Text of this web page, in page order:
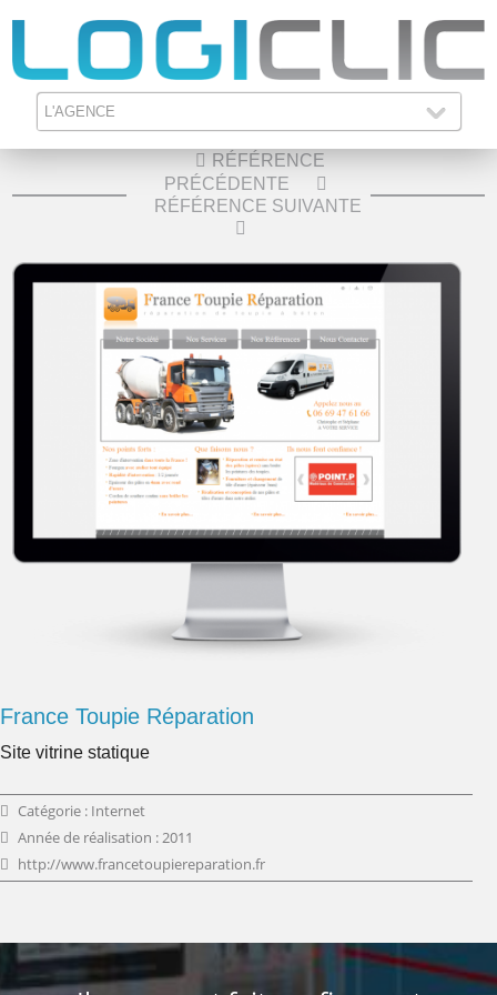
NOS RÉFÉRENCES
RÉFÉRENCE
PRÉCÉDENTE
RÉFÉRENCE SUIVANTE
France Toupie Réparation
Site vitrine statique
Catégorie : Internet
Année de réalisation : 2011
http://www.francetoupiereparation.fr